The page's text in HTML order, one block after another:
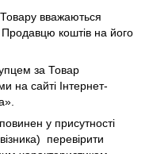
вважаються
коштів на його
за Товар
на сайті Інтернет-
у присутності
перевірити